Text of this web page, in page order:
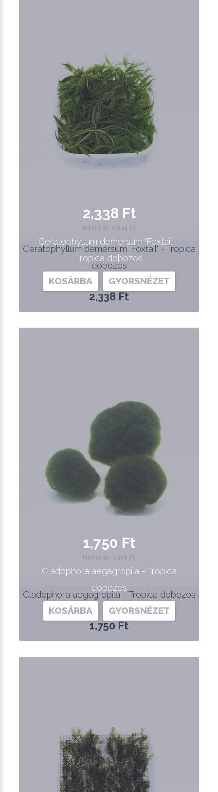
Ceratophyllum demersum 'Foxtail' - Tropica
dobozos
2,338 Ft
2,338 Ft
Nettó ár: 1,841 Ft
Ceratophyllum demersum 'Foxtail' -
Tropica dobozos
KOSÁRBA GYORSNÉZET
Cladophora aegagropila - Tropica dobozos
1,750 Ft
1,750 Ft
Nettó ár: 1,378 Ft
Cladophora aegagropila - Tropica
dobozos
KOSÁRBA GYORSNÉZET